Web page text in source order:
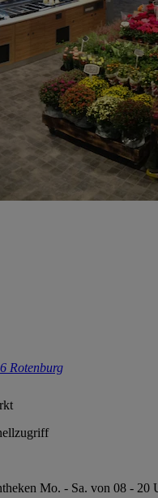
Rotenburg
Mo. - Sa. von 08 - 20